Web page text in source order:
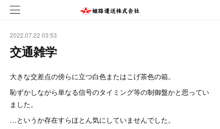
2022.07.22 03:53
交通雑学
大きな交差点の傍らに立つ白色またはこげ茶色の箱。
恥ずかしながら単なる信号のタイミング等の制御盤かと思ってい
ました。
…というか存在すらほとん気にしていませんでした。